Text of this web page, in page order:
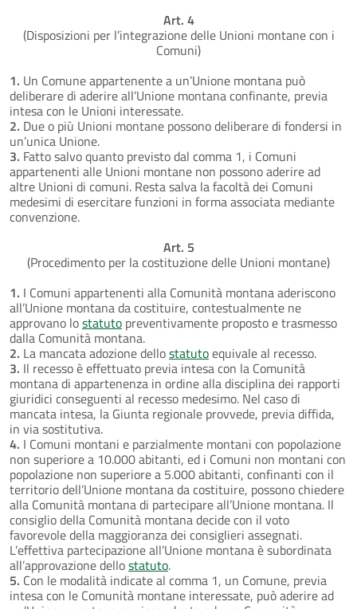
Art. 4
(Disposizioni per l’integrazione delle Unioni montane con i
Comuni)
1. Un Comune appartenente a un’Unione montana può
deliberare di aderire all’Unione montana confinante, previa
intesa con le Unioni interessate.
2. Due o più Unioni montane possono deliberare di fondersi in
un’unica Unione.
3. Fatto salvo quanto previsto dal comma 1, i Comuni
appartenenti alle Unioni montane non possono aderire ad
altre Unioni di comuni. Resta salva la facoltà dei Comuni
medesimi di esercitare funzioni in forma associata mediante
convenzione.
Art. 5
(Procedimento per la costituzione delle Unioni montane)
1. I Comuni appartenenti alla Comunità montana aderiscono
all’Unione montana da costituire, contestualmente ne
approvano lostatuto preventivamente proposto e trasmesso
dalla Comunità montana.
2. La mancata adozione dellostatutoequivale al recesso.
3. Il recesso è effettuato previa intesa con la Comunità
montana di appartenenza in ordine alla disciplina dei rapporti
giuridici conseguenti al recesso medesimo. Nel caso di
mancata intesa, la Giunta regionale provvede, previa diffida,
in via sostitutiva.
4. I Comuni montani e parzialmente montani con popolazione
non superiore a 10.000 abitanti, ed i Comuni non montani con
popolazione non superiore a 5.000 abitanti, confinanti con il
territorio dell’Unione montana da costituire, possono chiedere
alla Comunità montana di partecipare all’Unione montana. Il
consiglio della Comunità montana decide con il voto
favorevole della maggioranza dei consiglieri assegnati.
L’effettiva partecipazione all’Unione montana è subordinata
all’approvazione dellostatuto.
5. Con le modalità indicate al comma 1, un Comune, previa
intesa con le Comunità montane interessate, può aderire ad